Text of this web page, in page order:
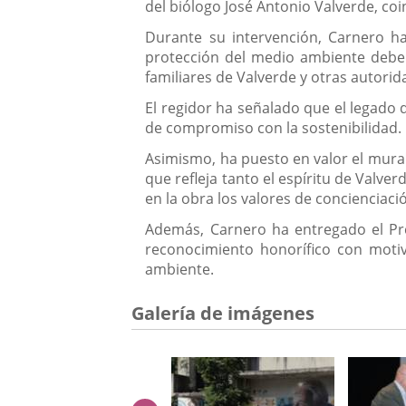
del biólogo José Antonio Valverde,
Durante su intervención, Carnero
protección del medio ambiente
familiares de Valverde y otras
El regidor ha señalado que el
de compromiso con la sostenibilidad.
Asimismo, ha puesto en valor el
que refleja tanto el espíritu de
en la obra los valores de
Además, Carnero ha entregado el
reconocimiento honorífico con
ambiente.
Galería de imágenes